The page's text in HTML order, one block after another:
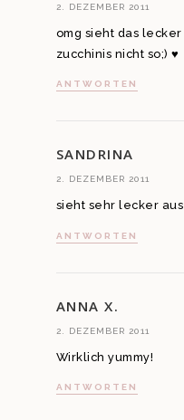
2. DEZEMBER 2011
omg sieht das
zucchinis nicht so;) ♥
ANTWORTEN
SANDRINA
2. DEZEMBER 2011
sieht sehr lecker aus
ANTWORTEN
ANNA X.
2. DEZEMBER 2011
Wirklich yummy!
ANTWORTEN